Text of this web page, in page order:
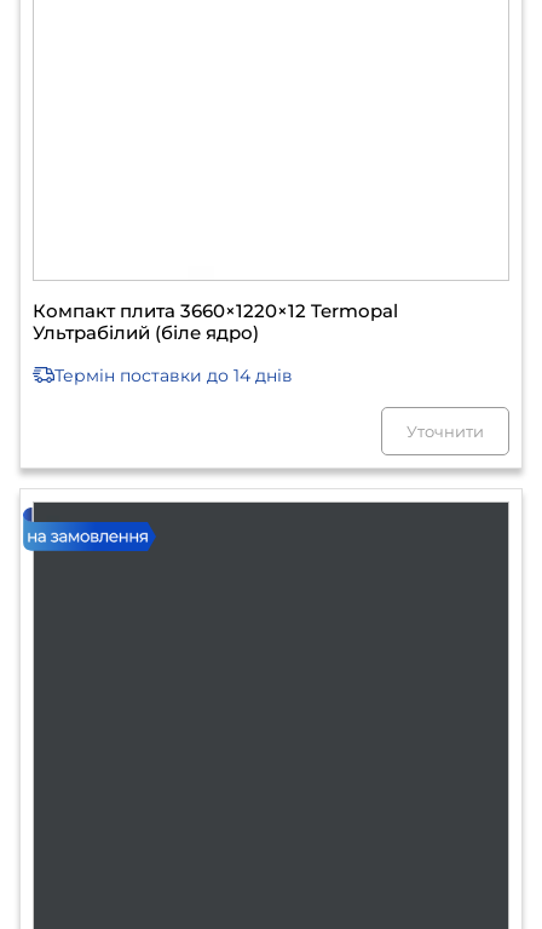
Компакт плита 3660×1220×12 Termopal
Ультрабілий (біле ядро)
Термін поставки до 14 днів
Уточнити